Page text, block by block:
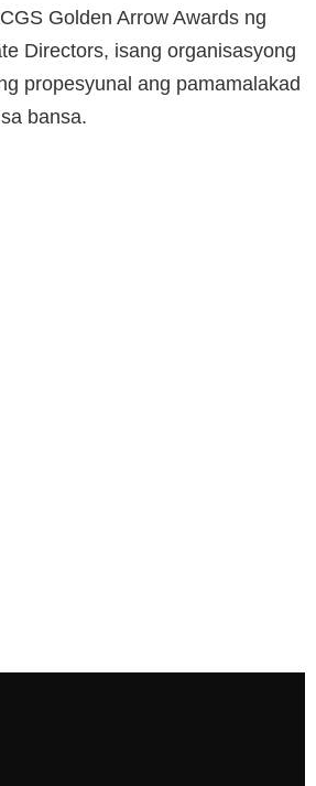
Golden Arrow Awards ng
Directors, isang organisasyong
propesyunal ang pamamalakad
bansa.